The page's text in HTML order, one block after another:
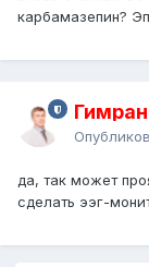
карбамазепин?
да, так может
сделать ээг-